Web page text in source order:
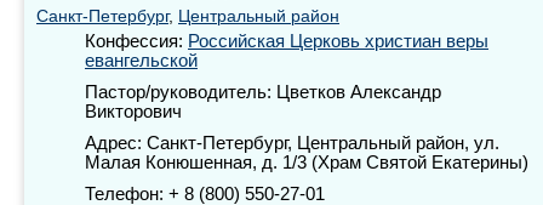
Санкт-Петербург, Центральный район
Конфессия: Российская Церковь христиан веры
евангельской
Пастор/руководитель: Цветков Александр
Викторович
Адрес: Санкт-Петербург, Центральный район, ул.
Малая Конюшенная, д. 1/3 (Храм Святой Екатерины)
Телефон: + 8 (800) 550-27-01